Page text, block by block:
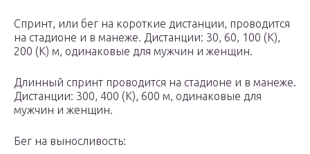
Спринт, или бег на короткие дистанции, проводится
на стадионе и в манеже. Дистанции: 30, 60, 100 (К),
200 (К) м, одинаковые для мужчин и женщин.
Длинный спринт проводится на стадионе и в манеже.
Дистанции: 300, 400 (К), 600 м, одинаковые для
мужчин и женщин.
Бег на выносливость: